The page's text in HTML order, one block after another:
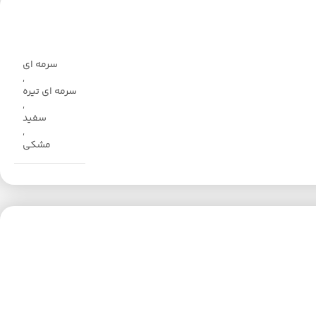
سرمه ای
,
سرمه ای تیره
,
سفید
,
مشکی